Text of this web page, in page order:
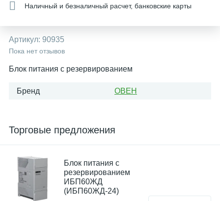
Наличный и безналичный расчет, банковские карты
Артикул: 90935
Пока нет отзывов
Блок питания с резервированием
Бренд ОВЕН
Торговые предложения
Блок питания с
резервированием
ИБП60ЖД
(ИБП60ЖД-24)